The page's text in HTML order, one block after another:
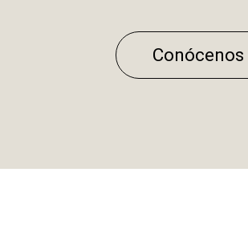
Conócenos